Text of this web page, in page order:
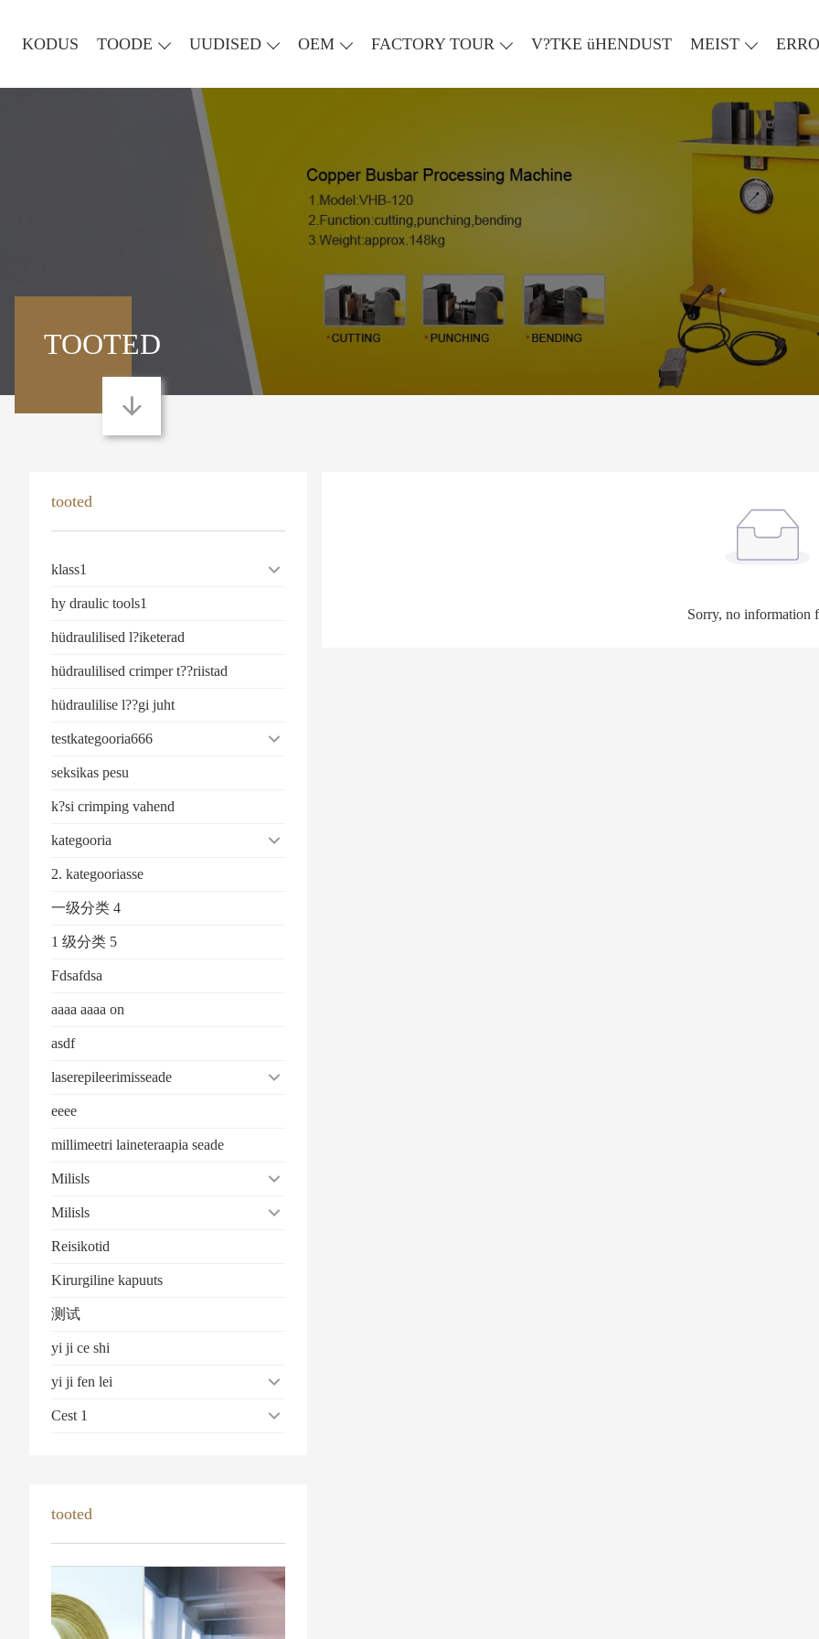
KODUS TOODE UUDISED OEM FACTORY TOUR V?TKE üHENDUST MEIST
TOOTED
tooted
klass1
hy draulic tools1
hüdraulilised l?iketerad
hüdraulilised crimper t??riistad
hüdraulilise l??gi juht
testkategooria666
seksikas pesu
k?si crimping vahend
kategooria
2. kategooriasse
一级分类 4
1 级分类 5
Fdsafdsa
aaaa aaaa on
asdf
laserepileerimisseade
eeee
millimeetri laineteraapia seade
Milisls
Milisls
Reisikotid
Kirurgiline kapuuts
测试
yi ji ce shi
yi ji fen lei
Cest 1
tooted
Sorry, no information